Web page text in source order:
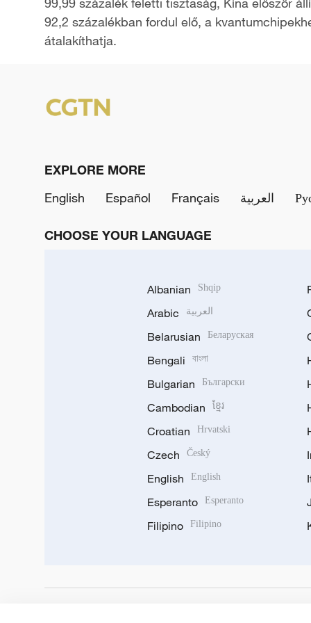
a
i
92,2 százalékban fordul elő, a
átalakíthatja.
EXPLORE MORE
English
Español Français العربية
CHOOSE YOUR LANGUAGE
Albanian Shqip
Arabic العربية
Belarusian Беларуская
Bengali বাংলা
Bulgarian Български
Cambodian ខ្មែរ
Croatian Hrvatski
Czech Český
English English
Esperanto Esperanto
Filipino Filipino